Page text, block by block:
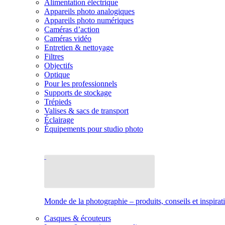
Alimentation électrique
Appareils photo analogiques
Appareils photo numériques
Caméras d’action
Caméras vidéo
Entretien & nettoyage
Filtres
Objectifs
Optique
Pour les professionnels
Supports de stockage
Trépieds
Valises & sacs de transport
Éclairage
Équipements pour studio photo
Monde de la photographie – produits, conseils et
Casques & écouteurs